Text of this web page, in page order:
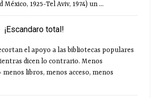
México, 1925-Tel Aviv, 1974) un ...
¡Escandaro total!
el apoyo a las bibliotecas populares
dicen lo contrario. Menos
libros, menos acceso, menos